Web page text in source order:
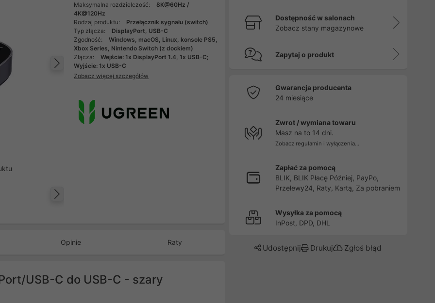
Następny
Maksymalna rozdzielczość:
8K@60Hz /
4K@120Hz
Rodzaj produktu:
Przełącznik sygnału (switch)
Typ złącza:
DisplayPort, USB-C
Zgodność:
Windows, macOS, Linux, konsole PS5,
Xbox Series, Nintendo Switch (z dockiem)
Złącza:
Wejście: 1x DisplayPort 1.4, 1x USB-C;
Wyjście: 1x USB-C
Zobacz więcej szczegółów
Opinie Raty
USB-C do USB-C - szary
Dostępność w salonach
Zobacz stany magazynowe
Zapytaj o produkt
Gwarancja producenta
24 miesiące
Zwrot / wymiana towaru
Masz na to 14 dni.
Zobacz regulamin i wyłączenia...
Zapłać za pomocą
BLIK, BLIK Płacę Później, PayPo,
Przelewy24, Raty, Kartą, Za pobraniem
Wysyłka za pomocą
InPost, DPD, DHL
Udostępnij Drukuj Zgłoś błąd